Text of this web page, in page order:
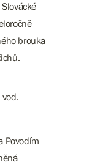
brouka
vod.
Povodím